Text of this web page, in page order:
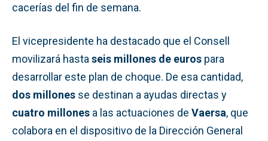
cacerías del fin de semana.
El vicepresidente ha destacado que el Consell
movilizará hasta seis millones de euros para
desarrollar este plan de choque. De esa cantidad,
dos millones se destinan a ayudas directas y
cuatro millones a las actuaciones de Vaersa, que
colabora en el dispositivo de la Dirección General